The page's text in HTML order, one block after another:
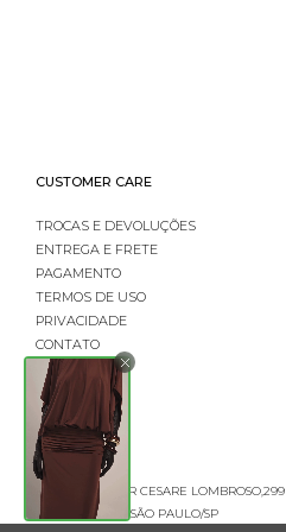
CUSTOMER CARE
TROCAS E DEVOLUÇÕES
ENTREGA E FRETE
PAGAMENTO
TERMOS DE USO
PRIVACIDADE
CONTATO
LOGIN
RUA PROFESSOR CESARE LOMBROSO,299
CEP 01121-022 - SÃO PAULO/SP